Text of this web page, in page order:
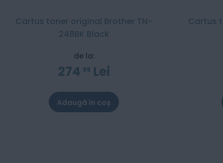
Cartus toner original Brother TN-
248BK Black
de la:
274 98 Lei
Adaugă în coș
Cartus